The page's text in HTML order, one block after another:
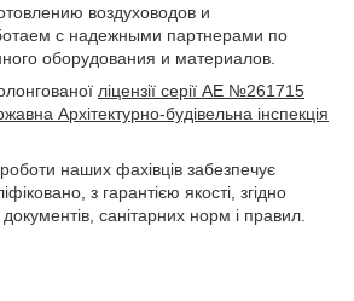
воздуховодов и
с надежными партнерами по
оборудования и материалов.
ліцензії серії АЕ №261715
Архітектурно-будівельна інспекція
наших фахівців забезпечує
з гарантією якості, згідно
санітарних норм і правил.